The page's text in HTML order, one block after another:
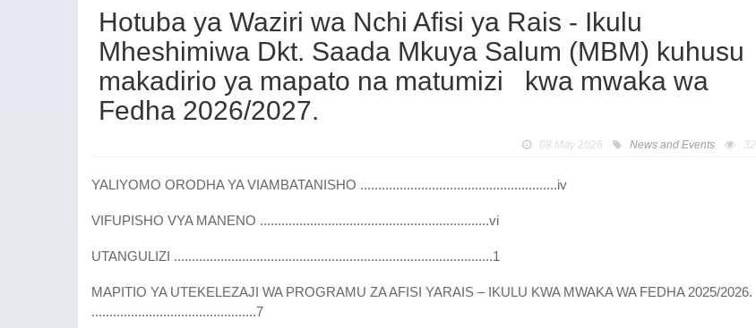
Hotuba ya Waziri wa Nchi Afisi ya Rais - Ikulu
Mheshimiwa Dkt. Saada Mkuya Salum (MBM) kuhusu
makadirio ya mapato na matumizi kwa mwaka wa
Fedha 2026/2027.
08 May 2026 News and Events 32
YALIYOMO ORODHA YA VIAMBATANISHO .......................................................iv
VIFUPISHO VYA MANENO ................................................................vi
UTANGULIZI .........................................................................................1
MAPITIO YA UTEKELEZAJI WA PROGRAMU ZA AFISI YARAIS – IKULU KWA MWAKA WA FEDHA 2025/2026.
..............................................7